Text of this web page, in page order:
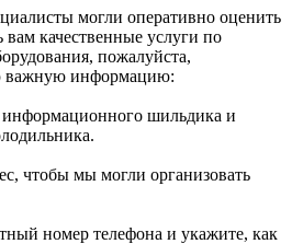
могли оперативно оценить
качественные услуги по
пожалуйста,
важную информацию:
шильдика и
чтобы мы могли организовать
номер телефона и укажите, как